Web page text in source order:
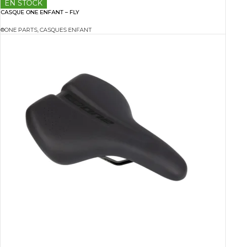
EN STOCK
CASQUE ONE ENFANT – FLY
®ONE PARTS, CASQUES ENFANT